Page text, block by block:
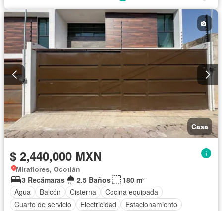
Casa
$ 2,440,000 MXN
Miraflores, Ocotlán
3 Recámaras
2.5 Baños
180 m²
Agua
Balcón Cisterna
Cocina equipada
Cuarto de servicio
Electricidad
Estacionamiento